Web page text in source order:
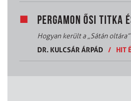
PERGAMON ŐSI TITKA
Hogyan került a „Sátán
DR. KULCSÁR ÁRPÁD
/ HIT